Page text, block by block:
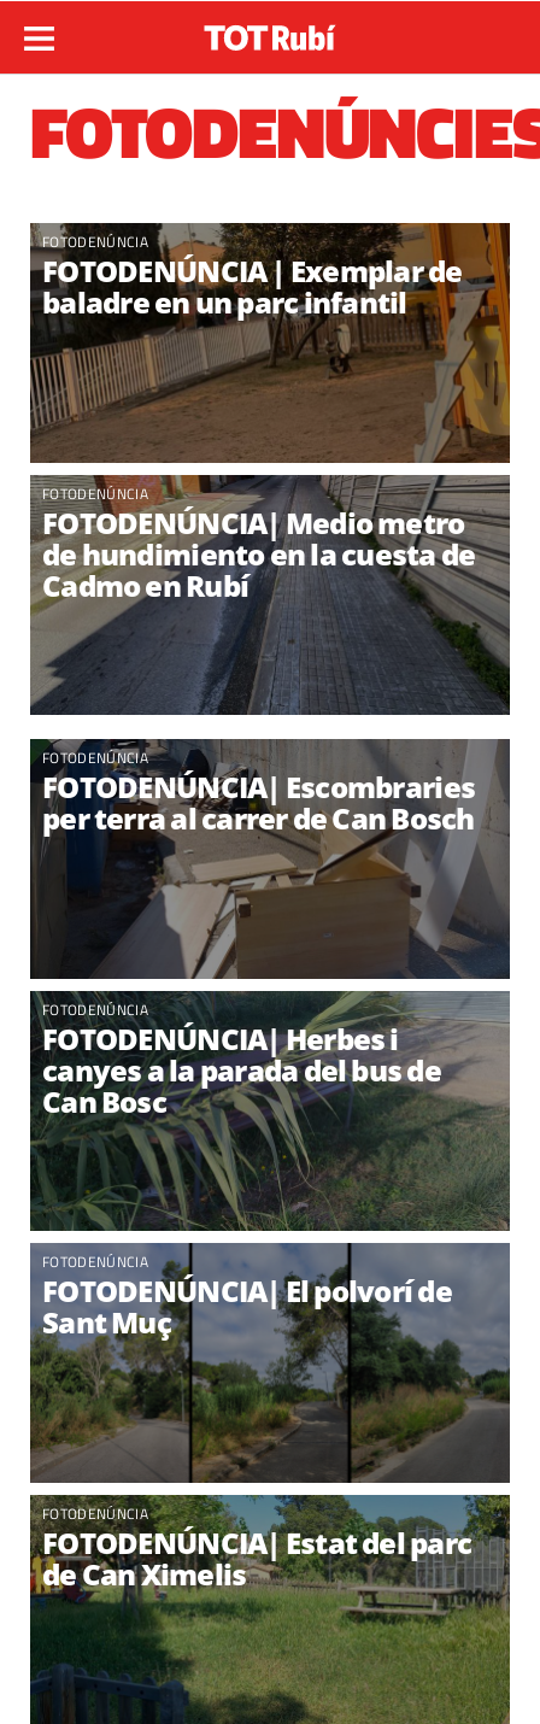
FOTODENÚNCIA
FOTODENÚNCIA | Exemplar de
baladre en un parc infantil
FOTODENÚNCIA
FOTODENÚNCIA| Medio metro
de hundimiento en la cuesta de
Cadmo en Rubí
FOTODENÚNCIA
FOTODENÚNCIA| Escombraries
per terra al carrer de Can Bosch
FOTODENÚNCIA
FOTODENÚNCIA| Herbes i
canyes a la parada del bus de
Can Bosc
FOTODENÚNCIA
FOTODENÚNCIA| El polvorí de
Sant Muç
FOTODENÚNCIA
FOTODENÚNCIA| Estat del parc
de Can Ximelis